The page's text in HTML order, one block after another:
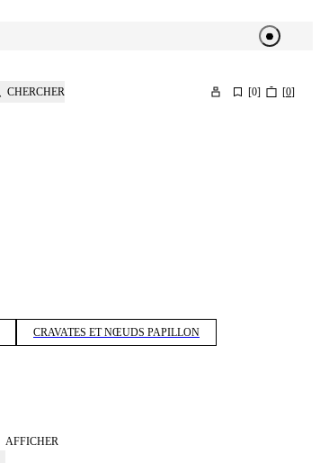
CHERCHER [0] [0]
CRAVATES ET NŒUDS PAPILLON
AFFICHER